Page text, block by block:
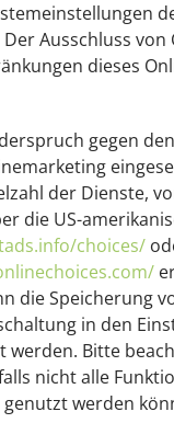
Ausschluss von
dieses
gegen
der Dienste,
die US-
choices/
die Speicherung
in den
werden. Bitte
nicht alle
werden